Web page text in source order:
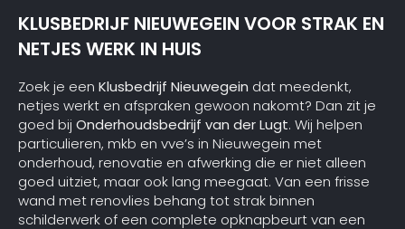
KLUSBEDRIJF NIEUWEGEIN VOOR STRAK EN
NETJES WERK IN HUIS
Zoek je een Klusbedrijf Nieuwegein dat meedenkt,
netjes werkt en afspraken gewoon nakomt? Dan zit je
goed bij Onderhoudsbedrijf van der Lugt. Wij helpen
particulieren, mkb en vve’s in Nieuwegein met
onderhoud, renovatie en afwerking die er niet alleen
goed uitziet, maar ook lang meegaat. Van een frisse
wand met renovlies behang tot strak binnen
schilderwerk of een complete opknapbeurt van een